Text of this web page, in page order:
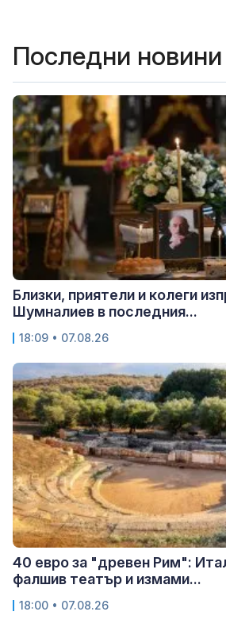
Последни новини
Близки, приятели и колеги
Шумналиев в последния...
18:09 • 07.08.26
40 евро за "древен Рим":
фалшив театър и измами...
18:00 • 07.08.26